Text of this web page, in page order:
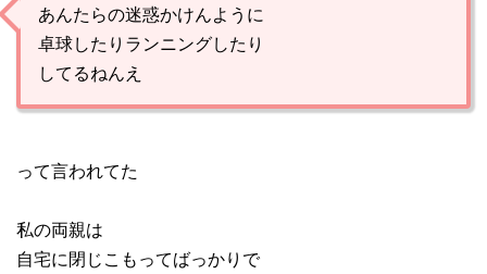
あんたらの迷惑かけんように
卓球したりランニングしたり
してるねんえ
って言われてた
私の両親は
自宅に閉じこもってばっかりで